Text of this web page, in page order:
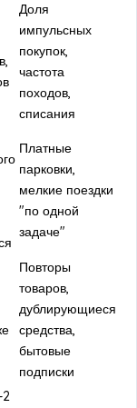
Доля
импульсных
покупок,
частота
походов,
списания
Платные
парковки,
мелкие поездки
"по одной
задаче"
Повторы
товаров,
дублирующиеся
средства,
бытовые
подписки